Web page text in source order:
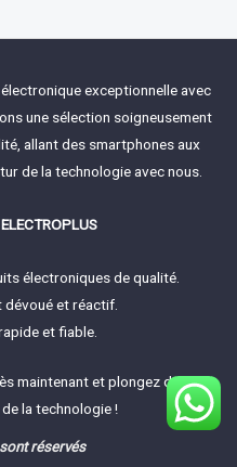
exceptionnelle avec
une sélection soigneusement
allant des smartphones aux
de la technologie avec nous.
électroniques de qualité.
dévoué et réactif.
et fiable.
maintenant et plongez dans le
la technologie !
réservés